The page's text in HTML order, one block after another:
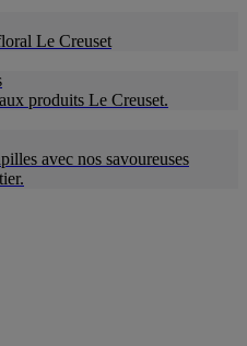
Le Creuset
produits Le Creuset.
avec nos savoureuses